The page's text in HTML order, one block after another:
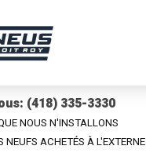
(418) 335-3330
NOUS N'INSTALLONS
NEUFS ACHETÉS À L'EXTERNE